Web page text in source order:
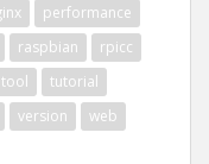
performance
raspbian
rpicc
tool
tutorial
version
web